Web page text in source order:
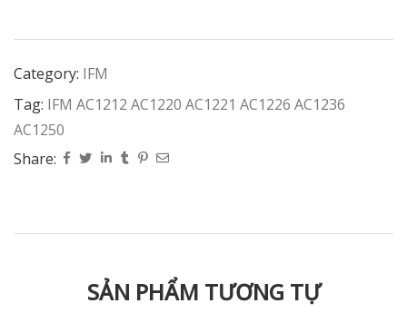
Category: IFM
Tag: IFM AC1212 AC1220 AC1221 AC1226 AC1236
AC1250
Share:
SẢN PHẨM TƯƠNG TỰ